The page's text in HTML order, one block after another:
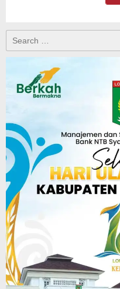
for: